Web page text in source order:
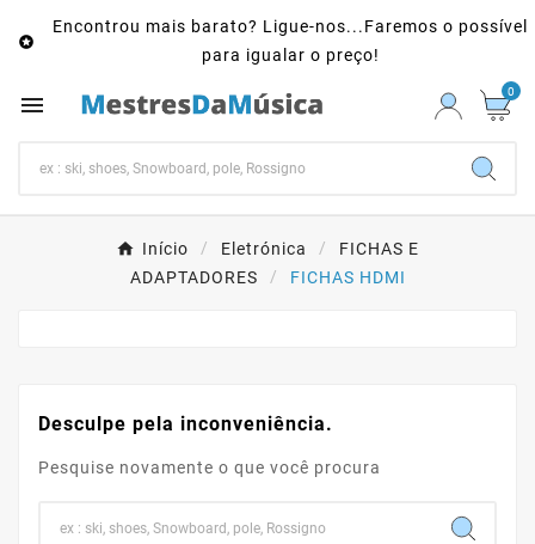

Encontrou mais barato? Ligue-nos...Faremos o possível
para igualar o preço!
 0
Início Eletrónica
FICHAS E
ADAPTADORES
FICHAS HDMI
Desculpe pela inconveniência.
Pesquise novamente o que você procura